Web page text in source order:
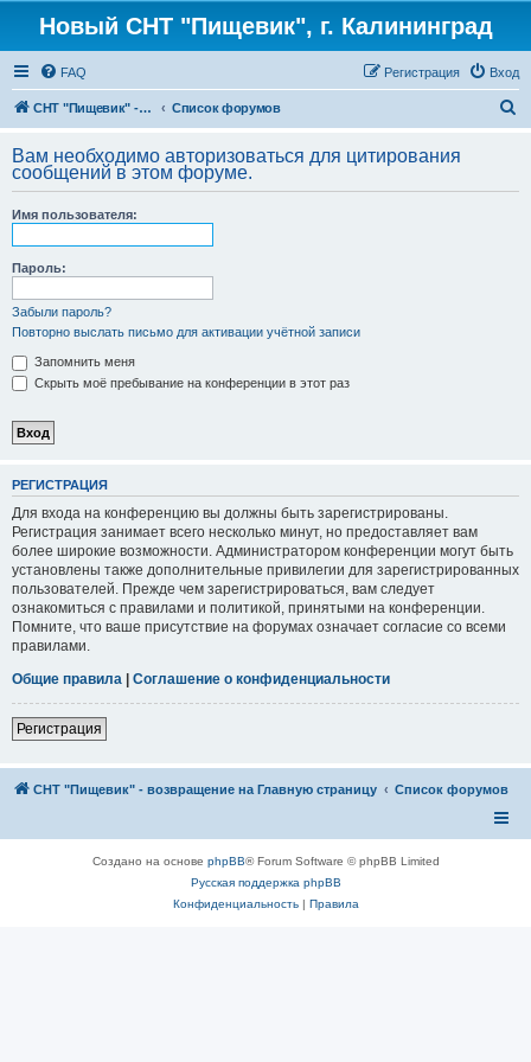
Новый СНТ "Пищевик", г. Калининград
FAQ Вход
Регистрация
СНТ "Пищевик" - возвращение на Главную страницу Список форумов
с
Вам необходимо авторизоваться для цитирования
сообщений в этом форуме.
Имя пользователя:
Пароль:
Забыли пароль?
Повторно выслать письмо для активации учётной записи
Запомнить меня
Скрыть моё пребывание на конференции в этот раз
РЕГИСТРАЦИЯ
Для входа на конференцию вы должны быть зарегистрированы.
Регистрация занимает всего несколько минут, но предоставляет вам
более широкие возможности. Администратором конференции могут быть
установлены также дополнительные привилегии для зарегистрированных
пользователей. Прежде чем зарегистрироваться, вам следует
ознакомиться с правилами и политикой, принятыми на конференции.
Помните, что ваше присутствие на форумах означает согласие со всеми
правилами.
Общие правила | Соглашение о конфиденциальности
Регистрация
СНТ "Пищевик" - возвращение на Главную страницу Список форумов
Создано на основе phpBB® Forum Software © phpBB Limited
Русская поддержка phpBB
Конфиденциальность| Правила